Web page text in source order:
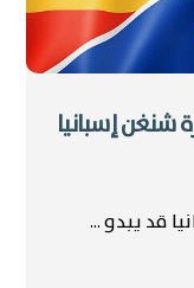
قد يبدو ...